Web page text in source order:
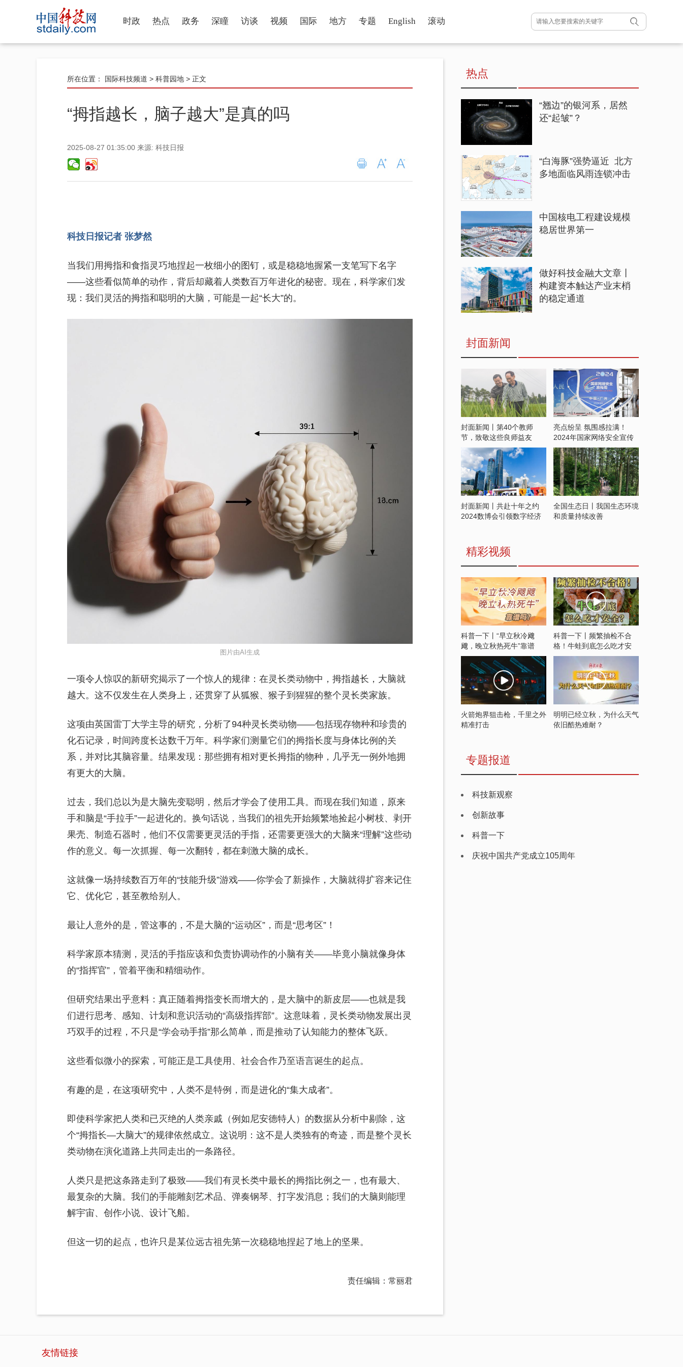
时政 热点 政务 深瞳 访谈 视频 国际 地方 专题 English 滚动
所在位置： 国际科技频道 > 科普园地 > 正文
“拇指越长，脑子越大”是真的吗
2025-08-27 01:35:00 来源: 科技日报
科技日报记者 张梦然
当我们用拇指和食指灵巧地捏起一枚细小的图钉，或是稳稳地握紧一支笔写下名字
——这些看似简单的动作，背后却藏着人类数百万年进化的秘密。现在，科学家们发
现：我们灵活的拇指和聪明的大脑，可能是一起“长大”的。
图片由AI生成
一项令人惊叹的新研究揭示了一个惊人的规律：在灵长类动物中，拇指越长，大脑就
越大。这不仅发生在人类身上，还贯穿了从狐猴、猴子到猩猩的整个灵长类家族。
这项由英国雷丁大学主导的研究，分析了94种灵长类动物——包括现存物种和珍贵的
化石记录，时间跨度长达数千万年。科学家们测量它们的拇指长度与身体比例的关
系，并对比其脑容量。结果发现：那些拥有相对更长拇指的物种，几乎无一例外地拥
有更大的大脑。
过去，我们总以为是大脑先变聪明，然后才学会了使用工具。而现在我们知道，原来
手和脑是“手拉手”一起进化的。换句话说，当我们的祖先开始频繁地捡起小树枝、剥开
果壳、制造石器时，他们不仅需要更灵活的手指，还需要更强大的大脑来“理解”这些动
作的意义。每一次抓握、每一次翻转，都在刺激大脑的成长。
这就像一场持续数百万年的“技能升级”游戏——你学会了新操作，大脑就得扩容来记住
它、优化它，甚至教给别人。
最让人意外的是，管这事的，不是大脑的“运动区”，而是“思考区”！
科学家原本猜测，灵活的手指应该和负责协调动作的小脑有关——毕竟小脑就像身体
的“指挥官”，管着平衡和精细动作。
但研究结果出乎意料：真正随着拇指变长而增大的，是大脑中的新皮层——也就是我
们进行思考、感知、计划和意识活动的“高级指挥部”。这意味着，灵长类动物发展出灵
巧双手的过程，不只是“学会动手指”那么简单，而是推动了认知能力的整体飞跃。
这些看似微小的探索，可能正是工具使用、社会合作乃至语言诞生的起点。
有趣的是，在这项研究中，人类不是特例，而是进化的“集大成者”。
即使科学家把人类和已灭绝的人类亲戚（例如尼安德特人）的数据从分析中剔除，这
个“拇指长—大脑大”的规律依然成立。这说明：这不是人类独有的奇迹，而是整个灵长
类动物在演化道路上共同走出的一条路径。
人类只是把这条路走到了极致——我们有灵长类中最长的拇指比例之一，也有最大、
最复杂的大脑。我们的手能雕刻艺术品、弹奏钢琴、打字发消息；我们的大脑则能理
解宇宙、创作小说、设计飞船。
但这一切的起点，也许只是某位远古祖先第一次稳稳地捏起了地上的坚果。
责任编辑：常丽君
热点
“翘边”的银河系，居然
还“起皱”？
“白海豚”强势逼近 北方
多地面临风雨连锁冲击
中国核电工程建设规模
稳居世界第一
做好科技金融大文章丨
构建资本触达产业末梢
的稳定通道
封面新闻
封面新闻丨第40个教师
节，致敬这些良师益友
亮点纷呈 氛围感拉满！
2024年国家网络安全宣传
周开启
封面新闻丨共赴十年之约
2024数博会引领数字经济
全国生态日丨我国生态环境
和质量持续改善
精彩视频
科普一下丨“早立秋冷飕
飕，晚立秋热死牛”靠谱
吗？
科普一下丨频繁抽检不合
格！牛蛙到底怎么吃才安
全？
火箭炮界狙击枪，千里之外
精准打击
明明已经立秋，为什么天气
依旧酷热难耐？
专题报道
科技新观察
创新故事
科普一下
庆祝中国共产党成立105周年
友情链接